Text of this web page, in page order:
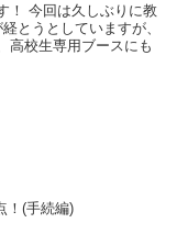
！ 今回は久しぶりに教
とうとしていますが、
高校生専用ブースにも
！(手続編)